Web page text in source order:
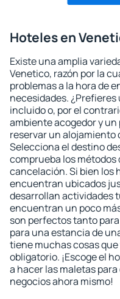
Hoteles en
Existe una amplia
Venetico, razón por la
problemas a la hora de
necesidades.
incluido o, por el
ambiente acogedor y
reservar un
Selecciona el destino
comprueba los métodos
cancelación. Si bien los
encuentran ubicados
desarrollan actividades
encuentran un poco
son perfectos tanto
para una estancia de
tiene muchas cosas
obligatorio. ¡Escoge el
a hacer las maletas
negocios ahora mismo!